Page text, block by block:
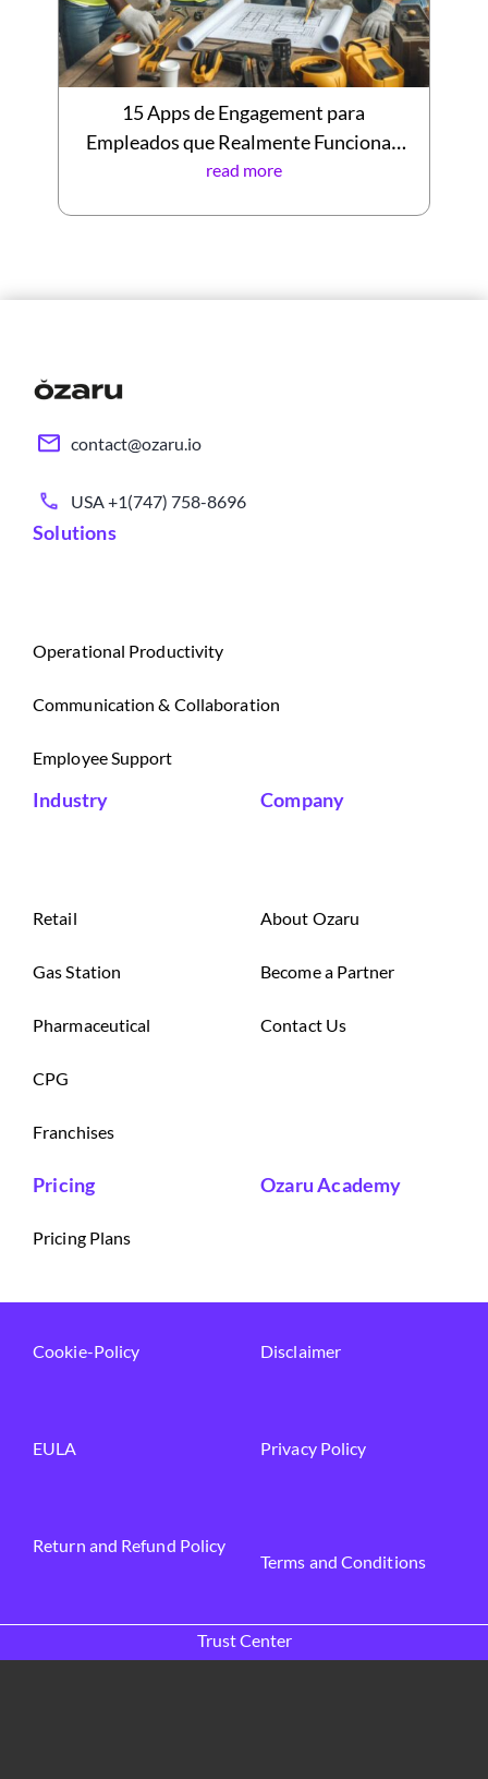
15 Apps de Engagement para
Empleados que Realmente Funcionan
en 2026
read more
contact@ozaru.io
USA +1(747) 758-8696
Solutions
Operational Productivity
Communication & Collaboration
Employee Support
Industry
Retail
Gas Station
Pharmaceutical
CPG
Franchises
Company
About Ozaru
Become a Partner
Contact Us
Pricing
Pricing Plans
Ozaru Academy
Cookie-Policy Disclaimer
EULA Privacy Policy
Return and Refund Policy
Terms and Conditions
Trust Center